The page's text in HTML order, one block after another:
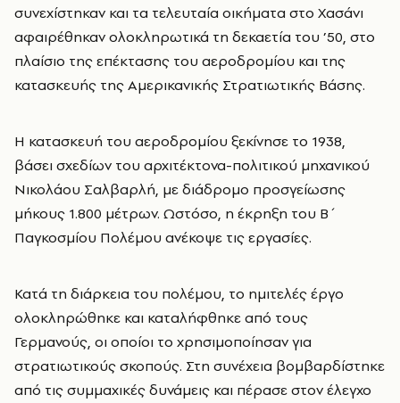
συνεχίστηκαν και τα τελευταία οικήματα στο Χασάνι
αφαιρέθηκαν ολοκληρωτικά τη δεκαετία του ’50, στο
πλαίσιο της επέκτασης του αεροδρομίου και της
κατασκευής της Αμερικανικής Στρατιωτικής Βάσης.
Η κατασκευή του αεροδρομίου ξεκίνησε το 1938,
βάσει σχεδίων του αρχιτέκτονα-πολιτικού μηχανικού
Νικολάου Σαλβαρλή, με διάδρομο προσγείωσης
μήκους 1.800 μέτρων. Ωστόσο, η έκρηξη του Β΄
Παγκοσμίου Πολέμου ανέκοψε τις εργασίες.
Κατά τη διάρκεια του πολέμου, το ημιτελές έργο
ολοκληρώθηκε και καταλήφθηκε από τους
Γερμανούς, οι οποίοι το χρησιμοποίησαν για
στρατιωτικούς σκοπούς. Στη συνέχεια βομβαρδίστηκε
από τις συμμαχικές δυνάμεις και πέρασε στον έλεγχο